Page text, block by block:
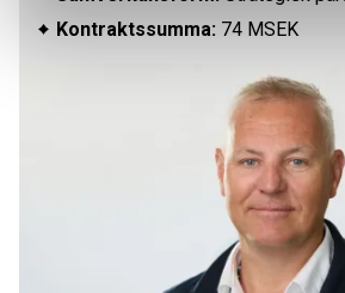
Kontraktssumma: 74 MSEK